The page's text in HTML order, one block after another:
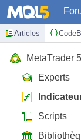
Articles
MetaTrader 5
Experts
Scripts